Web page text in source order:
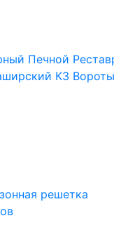
Печной
КЗ
решетка